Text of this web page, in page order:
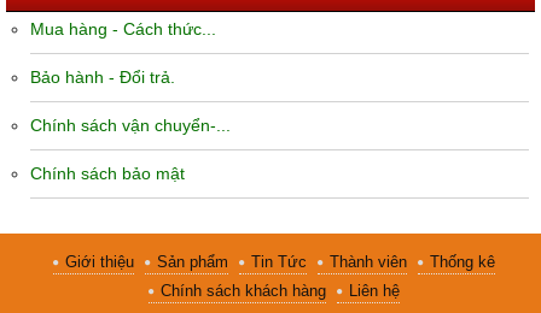
Mua hàng - Cách thức...
Bảo hành - Đổi trả.
Chính sách vận chuyển-...
Chính sách bảo mật
Giới thiệu Sản phẩm Tin Tức Thành viên
Thống kê
Chính sách khách hàng
Liên hệ